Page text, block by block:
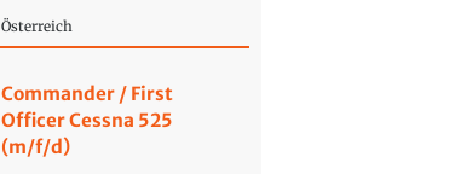
Österreich
Commander / First
Officer Cessna 525
(m/f/d)